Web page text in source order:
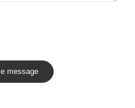
message